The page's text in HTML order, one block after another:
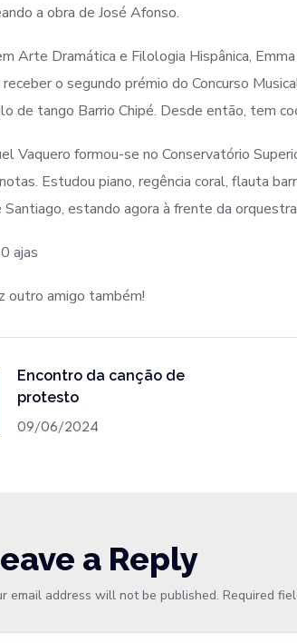
a obra de José Afonso.
Arte Dramática e Filologia Hispânica,
receber o segundo prémio do Concurso
de tango Barrio Chipé. Desde então, tem
Vaquero formou-se no Conservatório
Estudou piano, regência coral, flauta
Santiago, estando agora à frente da
ajas
outro amigo também!
Encontro da canção de
protesto
09/06/2024
a Reply
email address will not be published. Required